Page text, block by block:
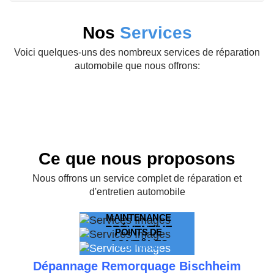
Nos Services
Voici quelques-uns des nombreux services de réparation
automobile que nous offrons:
Ce que nous proposons
Nous offrons un service complet de réparation et
d'entretien automobile
MAINTENANCE
PRÉVENTIVE
La meilleure façon de
protéger et de maintenir
votre véhicule
POINTS DE
CONTÔLES
points de contrôles au
FREINAGE
SERVICE ET
RÉPARATION
Dépannage Remorquage Bischheim